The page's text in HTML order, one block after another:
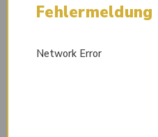
Fehlermeldung
Network Error